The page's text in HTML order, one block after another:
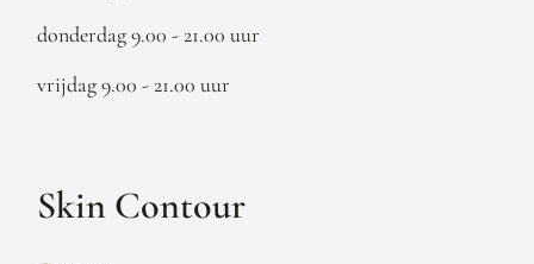
donderdag 9.00 - 21.00 uur
vrijdag 9.00 - 21.00 uur
Skin Contour